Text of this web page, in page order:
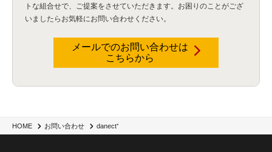
HOME お問い合わせ danect⁺
トな組合せで、
ご提案をさせていただきます。お困りのことがござ
いましたらお気軽にお問い合わせください。
メールでのお問い合わせは
こちらから